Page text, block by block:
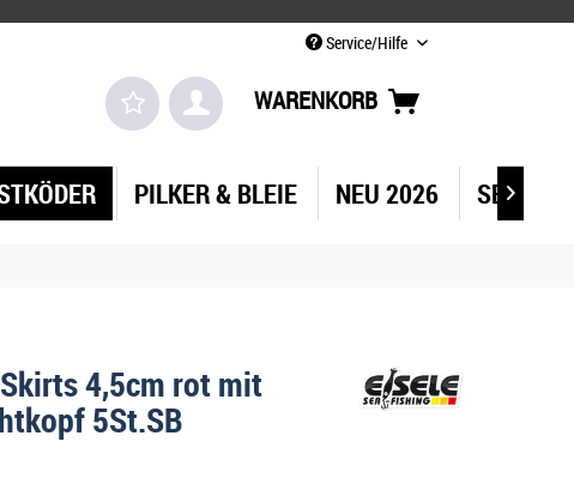
Service/Hilfe
WARENKORB
PILKER & BLEIE NEU 2026 
4,5cm rot mit
5St.SB